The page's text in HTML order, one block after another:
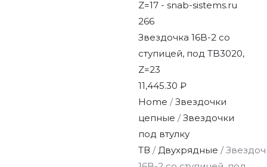
Звездочка 16B-2 со
ступицей, под TB3020,
Z=23
11,445.30₽
Home /Звездочки
цепные /Звездочки
под втулку
ТВ /Двухрядные /